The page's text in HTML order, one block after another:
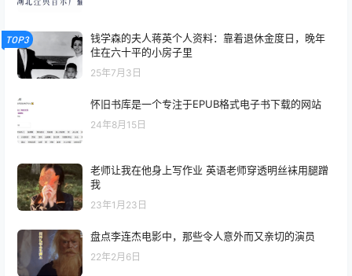
TOP3
钱学森的夫人蒋英个人资料：靠着退休金度日，晚年
住在六十平的小房子里
25年7月3日
怀旧书库是一个专注于EPUB格式电子书下载的网站
24年8月15日
老师让我在他身上写作业 英语老师穿透明丝袜用腿蹭
我
23年1月23日
盘点李连杰电影中，那些令人意外而又亲切的演员
22年2月6日